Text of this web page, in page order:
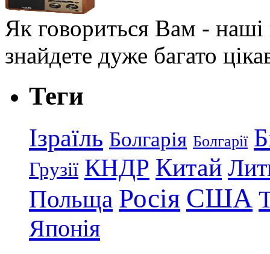
Як говориться Вам - наші
знайдете дуже багато
Теги
Ізраїль Болгарія Болгарії
Грузії КНДР Китай
Польща Росія США
Японія